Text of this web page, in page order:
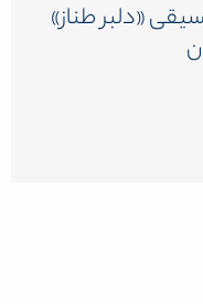
«دلبر طناز»